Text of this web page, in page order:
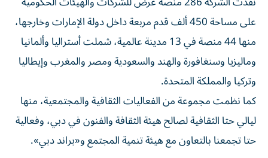
على مساحة 450 ألف قدم مربعة داخل دولة الإمارات وخارجها،
منها 44 منصة في 13 مدينة عالمية، شملت أستراليا وألمانيا
وماليزيا وسنغافورة والهند والسعودية ومصر والمغرب وإيطاليا
وتركيا والمملكة المتحدة.
كما نظمت مجموعة من الفعاليات الثقافية والمجتمعية، منها
ليالي حتا الثقافية لصالح هيئة الثقافة والفنون في دبي، وفعالية
حتا تجمعنا بالتعاون مع هيئة تنمية المجتمع و«براند دبي».